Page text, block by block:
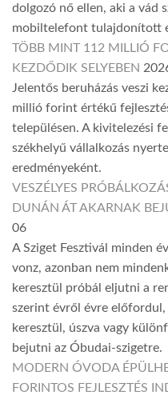
dolgozó nő ellen, aki a vád
mobiltelefont tulajdonított
TÖBB MINT 112 MILLIÓ
KEZDŐDIK SELYEBEN
Jelentős beruházás veszi
millió forint értékű
településen. A kivitelezési
székhelyű vállalkozás
eredményeként.
VESZÉLYES
DUNÁN ÁT AKARNAK
06
A Sziget Fesztivál minden
vonz, azonban nem
keresztül próbál eljutni a
szerint évről évre előfordul,
keresztül, úszva vagy
bejutni az Óbudai-szigetre.
MODERN ÓVODA
FORINTOS FEJLESZTÉS